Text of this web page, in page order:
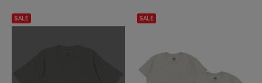
SALE SALE